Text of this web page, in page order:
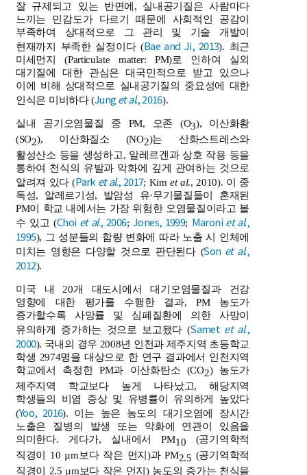
잘 규제되고 있는 반면에, 실내공기질은 사람마다
느끼는 민감도가 다르기 때문에 사회적인 공감이
부족하여 상대적으로 그 관리 및 기술 개발이
현재까지 부족한 실정이다 (Bae and Ji, 2013). 최근
미세먼지 (Particulate matter: PM)로 인하여 실외
대기질에 대한 관심은 대국민적으로 받고 있으나
이에 비해 상대적으로 실내공기질의 중요성에 대한
인식은 미비하다 (Junget al., 2016).
실내 공기오염물질 중 PM, 오존 (O3), 이산화황
(SO2), 이산화질소 (NO2)는 산화스트레스와
활성산소 등을 생성하고, 알레르겐과 상호 작용 등을
통하여 천식의 유발과 악화에 깊게 관여하는 것으로
알려져 있다 (Park et al., 2017; Kimet al., 2010). 이 중
독성, 알레르기성, 발암성 유·무기물질들이 혼재된
PM이 학교 내에서는 가장 위험한 오염물질이라고 볼
수 있고 (Choi et al., 2006; Jones, 1999; Maroniet al.,
1995), 그 성분들의 함량 변화에 따라 노출 시 인체에
미치는 영향은 다양할 것으로 판단된다 (Son et al.,
2012).
미국 내 20개 대도시에서 대기오염물질과 건강
영향에 대한 평가를 수행한 결과, PM 농도가
증가할수록 사망률 및 심폐질환에 의한 사망이
유의하게 증가하는 것으로 보고됐다 (Samet et al.,
2000). 국내의 경우 2008년 인천과 제주지역 초등학교
학생 2974명을 대상으로 한 연구 결과에서 인천지역
학교에서 측정한 PM과 이산화탄소 (CO2) 농도가
제주지역 학교보다 높게 나타났고, 해당지역
학생들의 비염 증상 및 유병률이 유의하게 높았다
(Yoo, 2016). 이는 높은 농도의 대기오염에 장시간
노출은 질병의 발생 또는 악화에 연관이 있음을
의미한다. 게다가, 실내에서 PM10 (공기역학적
직경이 10 µm보다 작은 먼지)과 PM2.5 (공기역학적
직경이 2.5 µm보다 작은 먼지) 농도의 증가는 천식을